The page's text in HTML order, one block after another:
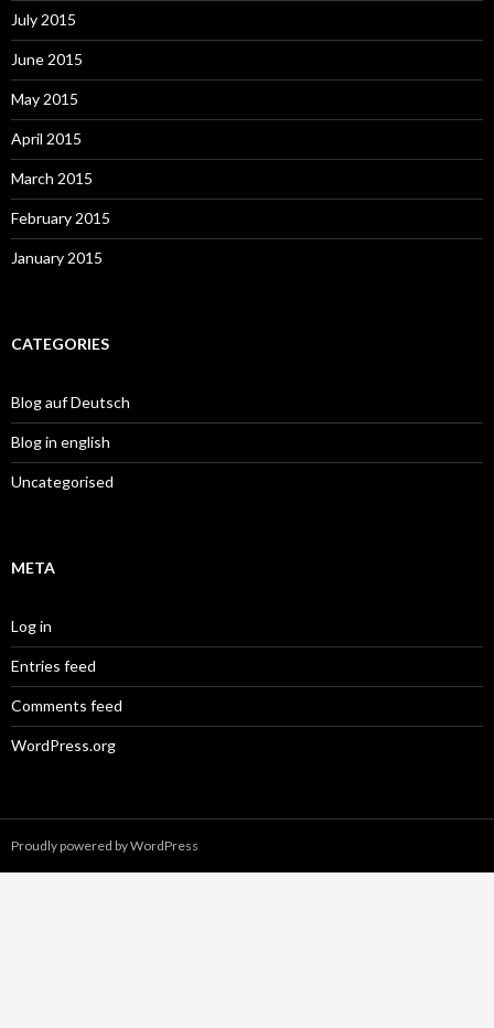
July 2015
June 2015
May 2015
April 2015
March 2015
February 2015
January 2015
CATEGORIES
Blog auf Deutsch
Blog in english
Uncategorised
META
Log in
Entries feed
Comments feed
WordPress.org
Proudly powered by WordPress